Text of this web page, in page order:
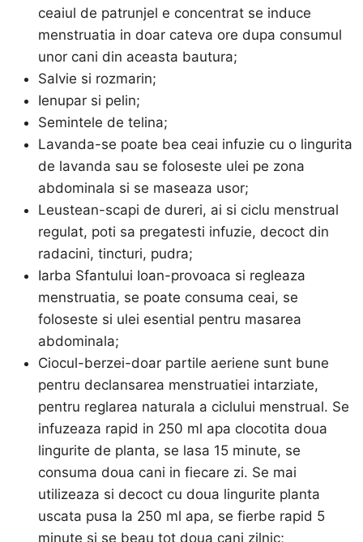
ceaiul de patrunjel e concentrat se induce
menstruatia in doar cateva ore dupa consumul
unor cani din aceasta bautura;
Salvie si rozmarin;
Ienupar si pelin;
Semintele de telina;
Lavanda-se poate bea ceai infuzie cu o lingurita
de lavanda sau se foloseste ulei pe zona
abdominala si se maseaza usor;
Leustean-scapi de dureri, ai si ciclu menstrual
regulat, poti sa pregatesti infuzie, decoct din
radacini, tincturi, pudra;
Iarba Sfantului Ioan-provoaca si regleaza
menstruatia, se poate consuma ceai, se
foloseste si ulei esential pentru masarea
abdominala;
Ciocul-berzei-doar partile aeriene sunt bune
pentru declansarea menstruatiei intarziate,
pentru reglarea naturala a ciclului menstrual. Se
infuzeaza rapid in 250 ml apa clocotita doua
lingurite de planta, se lasa 15 minute, se
consuma doua cani in fiecare zi. Se mai
utilizeaza si decoct cu doua lingurite planta
uscata pusa la 250 ml apa, se fierbe rapid 5
minute si se beau tot doua cani zilnic;